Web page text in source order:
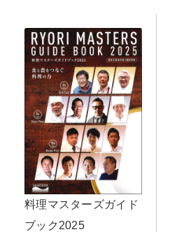
料理マスターズガイド
ブック2025